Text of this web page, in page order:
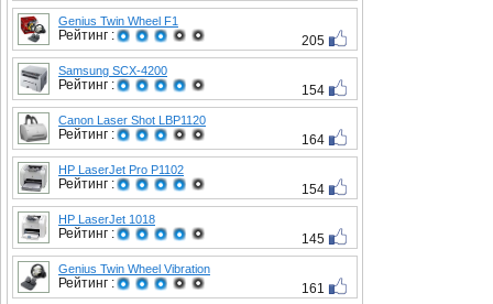
Genius Twin Wheel F1
Рейтинг : 205
Samsung SCX-4200
Рейтинг : 154
Canon Laser Shot LBP1120
Рейтинг : 164
HP LaserJet Pro P1102
Рейтинг : 154
HP LaserJet 1018
Рейтинг : 145
Genius Twin Wheel Vibration
Рейтинг : 161